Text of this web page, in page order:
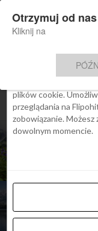
Nowa
Aktualne
All posts
Zgoda
Ta strona
We Flipo robimy
plików cookie.
przeglądania na
zobowiązanie.
dowolnym momencie.
Otrzymuj od
Kliknij na